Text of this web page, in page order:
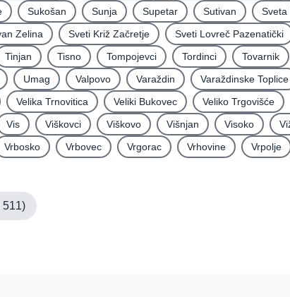
Sukošan Sunja Supetar Sutivan
Sveta
Zelina Sveti Križ Začretje
Sveti Lovreč Pazenatički
Tinjan Tisno Tompojevci Tordinci Tovarnik
Umag Valpovo Varaždin
Varaždinske Toplice
Velika Trnovitica Veliki Bukovec
Veliko Trgovišće
Vis Viškovci Viškovo Višnjan Visoko
Vrbosko Vrbovec Vrgorac Vrhovine Vrpolje
511)